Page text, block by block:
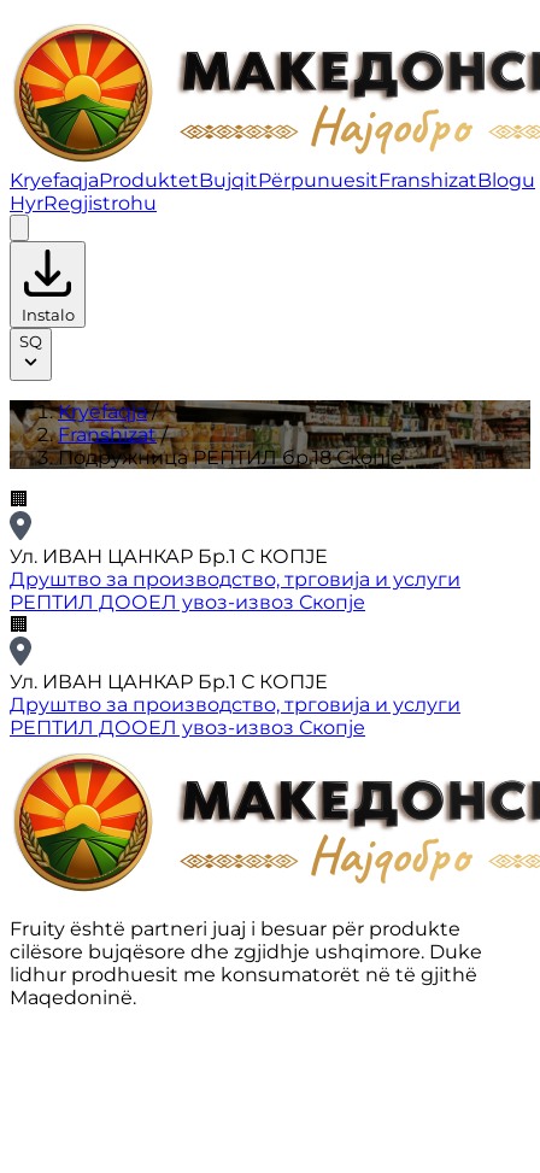
Подружница РЕПТИЛ бр.18 Скопје | Franshizat
KryefaqjaProduktetBujqitPërpunuesitFranshizatBlogu
HyrRegjistrohu
Instalo
SQ
Kryefaqja/
Franshizat/
Подружница РЕПТИЛ бр.18 Скопје
🏢
Ул. ИВАН ЦАНКАР Бр.1 С КОПЈЕ
Друштво за производство, трговија и услуги
РЕПТИЛ ДООЕЛ увоз-извоз Скопје
🏢
Ул. ИВАН ЦАНКАР Бр.1 С КОПЈЕ
Друштво за производство, трговија и услуги
РЕПТИЛ ДООЕЛ увоз-извоз Скопје
Fruity është partneri juaj i besuar për produkte
cilësore bujqësore dhe zgjidhje ushqimore. Duke
lidhur prodhuesit me konsumatorët në të gjithë
Maqedoninë.